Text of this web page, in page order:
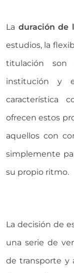
La duración de
estudios, la
titulación son
institución y
característica
ofrecen estos
aquellos con
simplemente
su propio ritmo.
La decisión de
una serie de
de transporte y